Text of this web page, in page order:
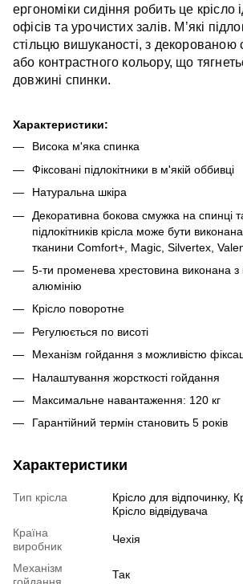
ергономіки сидіння робить це крісло
офісів та урочистих залів. М’які
стільцю вишуканості, з
або контрастного кольору, що
довжині спинки.‎
Характеристики:
Висока м'яка спинка
Фіксовані підлокітники в м'якій оббивці
Натуральна шкіра
Декоративна бокова смужка на спинці
підлокітників крісла може бути
тканини Comfort+, Magic, Silvertex,
5-ти променева хрестовина виконана з
алюмінію
Крісло поворотне
Регулюється по висоті
Механізм гойдання з можливістю
Налаштування жорсткості гойдання
Максимальне навантаження: 120 кг
Гарантійний термін становить 5 років
Характеристики
Тип крісла
Крісло для відпочинку,
Крісло відвідувача
Країна
виробник
Чехія
Механізм
Так